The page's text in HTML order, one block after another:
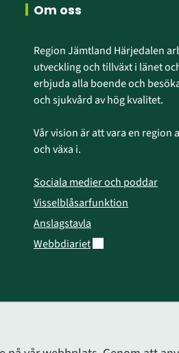
Om oss
Region Jämtland Härjedalen
utveckling och tillväxt i länet
erbjuda alla boende och
och sjukvård av hög kvalitet.
Vår vision är att vara en region
och växa i.
Sociala medier och poddar
Visselblåsarfunktion
Anslagstavla
WebbdiarietLänk till annan